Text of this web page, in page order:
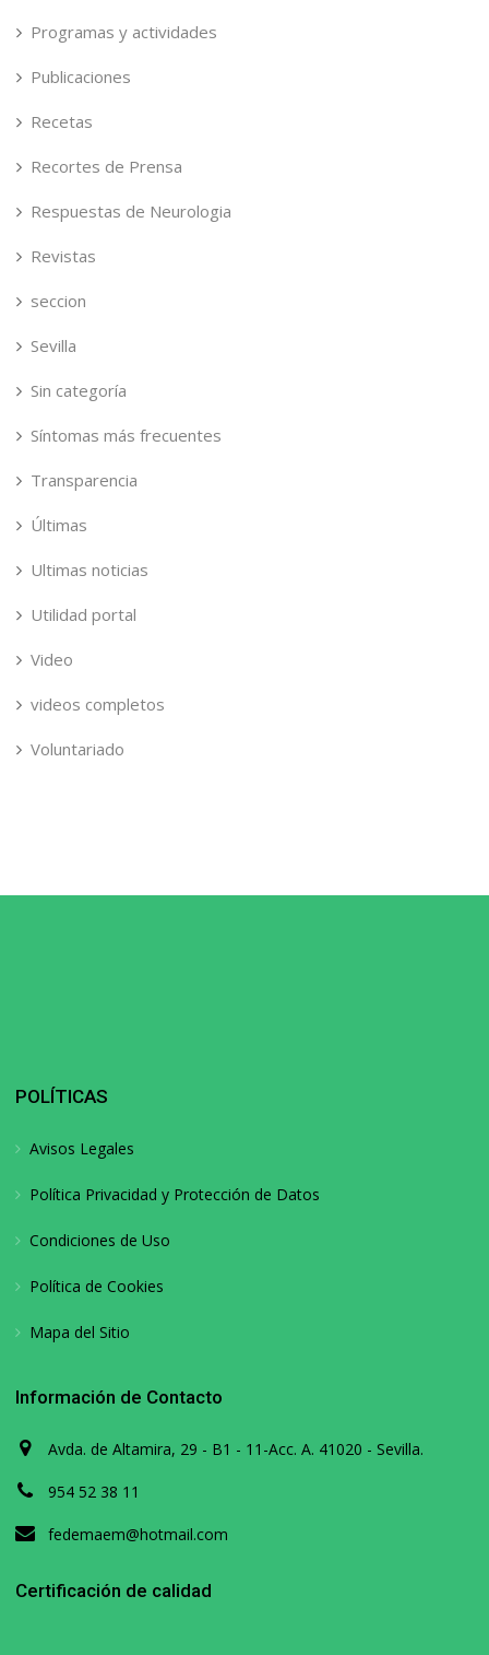
Programas y actividades
Publicaciones
Recetas
Recortes de Prensa
Respuestas de Neurologia
Revistas
seccion
Sevilla
Sin categoría
Síntomas más frecuentes
Transparencia
Últimas
Ultimas noticias
Utilidad portal
Video
videos completos
Voluntariado
POLÍTICAS
Avisos Legales
Política Privacidad y Protección de Datos
Condiciones de Uso
Política de Cookies
Mapa del Sitio
Información de Contacto
Avda. de Altamira, 29 - B1 - 11-Acc. A. 41020 - Sevilla.
954 52 38 11
fedemaem@hotmail.com
Certificación de calidad